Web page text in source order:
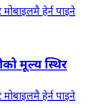
मूल्य स्थिर